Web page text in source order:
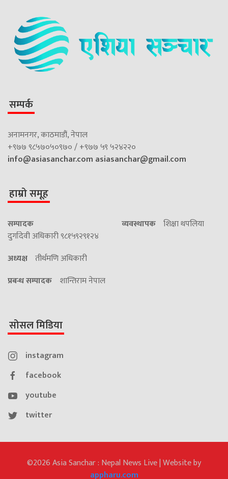
सम्पर्क
अनामनगर, काठमाडौं, नेपाल
+९७७ ९८५७०५०९७० / +९७७ ५९ ५२४२२०
info@asiasanchar.com asiasanchar@gmail.com
हाम्रो समूह
सम्पादक
दुर्गादेवी अधिकारी ९८१५९२९१२४
व्यवस्थापक शिक्षा थपलिया
अध्यक्ष तीर्थमणि अधिकारी
प्रबन्ध सम्पादक शान्तिराम नेपाल
सोसल मिडिया
instagram
facebook
youtube
twitter
©2026 Asia Sanchar : Nepal News Live | Website by
appharu.com